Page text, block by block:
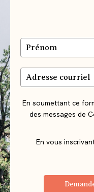
En soumettant ce
des messages de
En vous